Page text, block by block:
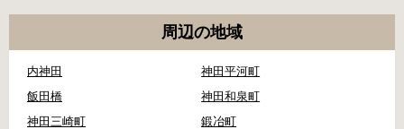
周辺の地域
内神田
神田平河町
飯田橋
神田和泉町
神田三崎町
鍛冶町